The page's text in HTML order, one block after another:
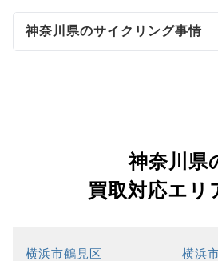
神奈川県のサイクリング事情
神奈川県
買取対応エリ
横浜市鶴見区 横浜